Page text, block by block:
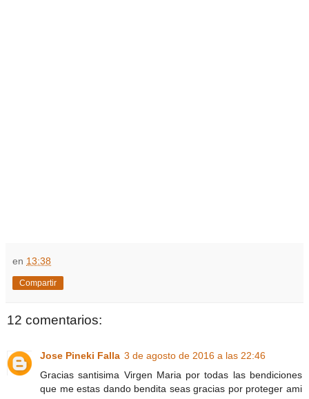
en 13:38
Compartir
12 comentarios:
Jose Pineki Falla 3 de agosto de 2016 a las 22:46
Gracias santisima Virgen Maria por todas las bendiciones
que me estas dando bendita seas gracias por proteger ami